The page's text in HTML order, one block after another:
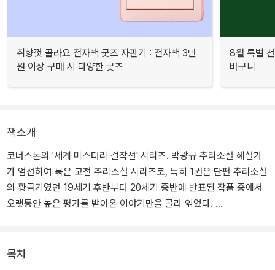
취향껏 골라요 전자책 굿즈 자판기 : 전자책 3만
원 이상 구매 시 다양한 굿즈
8월 특별
바구니
책소개
코너스톤의 '세계 미스터리 걸작선' 시리즈. 박광규 추리소설 해설가
가 엄선하여 묶은 고전 추리소설 시리즈로, 특히 1권은 단편 추리소설
의 황금기였던 19세기 후반부터 20세기 중반에 발표된 작품 중에서
오랫동안 높은 평가를 받아온 이야기만을 골라 엮었다.
조하고 담담한 묘사로 긴장감과 압박감을 느낄 수 있는 어니스트 헤
목차